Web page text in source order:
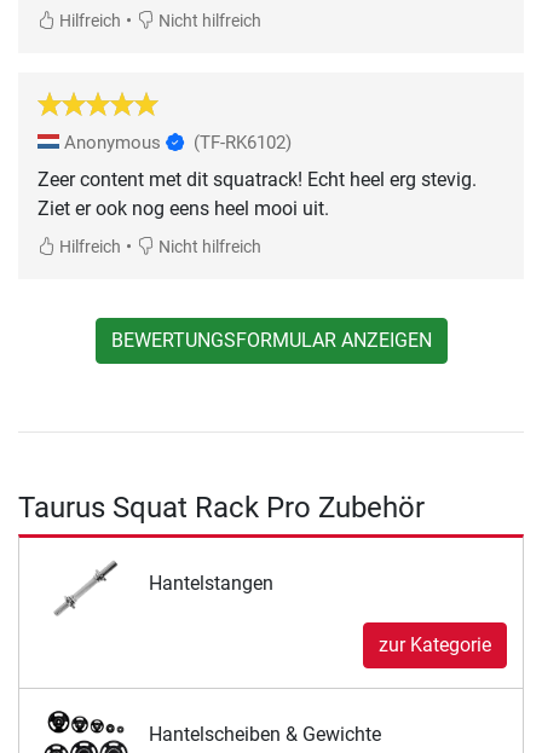
Hilfreich • Nicht hilfreich
Anonymous (TF-RK6102)
Zeer content met dit squatrack! Echt heel erg stevig.
Ziet er ook nog eens heel mooi uit.
Hilfreich • Nicht hilfreich
BEWERTUNGSFORMULAR ANZEIGEN
Taurus Squat Rack Pro Zubehör
Hantelstangen
zur Kategorie
Hantelscheiben & Gewichte